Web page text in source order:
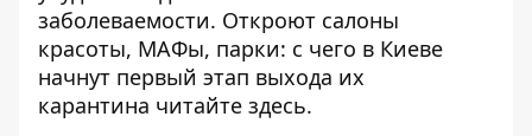
заболеваемости. Откроют салоны
красоты, МАФы, парки: с чего в Киеве
начнут первый этап выхода их
карантина читайте здесь.